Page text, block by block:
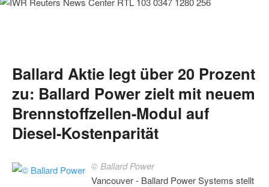
Ballard Aktie legt über 20 Prozent
zu: Ballard Power zielt mit neuem
Brennstoffzellen-Modul auf
Diesel-Kostenparität
© Ballard Power
Vancouver - Ballard Power Systems stellt